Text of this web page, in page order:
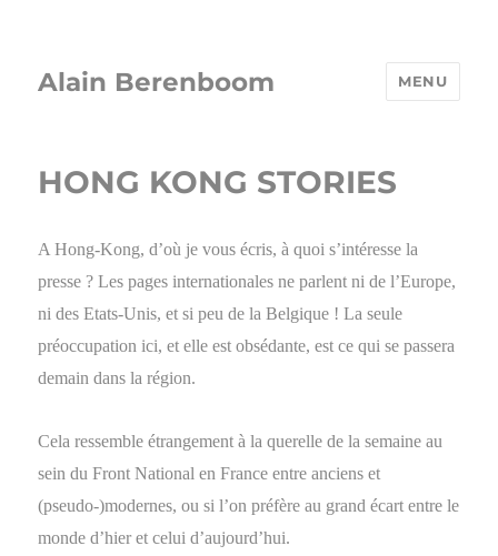
Alain Berenboom MENU
HONG KONG STORIES
A Hong-Kong, d’où je vous écris, à quoi s’intéresse la
presse ? Les pages internationales ne parlent ni de l’Europe,
ni des Etats-Unis, et si peu de la Belgique ! La seule
préoccupation ici, et elle est obsédante, est ce qui se passera
demain dans la région.
Cela ressemble étrangement à la querelle de la semaine au
sein du Front National en France entre anciens et
(pseudo-)modernes, ou si l’on préfère au grand écart entre le
monde d’hier et celui d’aujourd’hui.